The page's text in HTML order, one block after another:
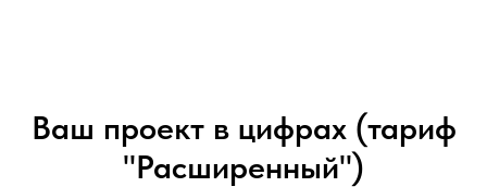
Ваш проект в цифрах (тариф
"Расширенный")